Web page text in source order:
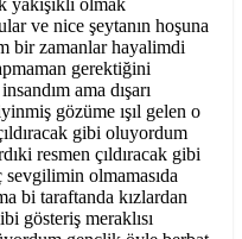
ve nice şeytanın hoşuna
bir zamanlar hayalimdi
gerektiğini
ama dışarı
gözüme ışıl gelen o
gibi oluyordum
resmen çıldıracak gibi
olmamasıda
bi taraftanda kızlardan
gösteriş meraklısı